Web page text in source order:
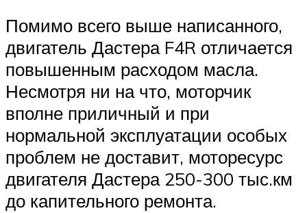
Помимо всего выше написанного,
двигатель Дастера F4R отличается
повышенным расходом масла.
Несмотря ни на что, моторчик
вполне приличный и при
нормальной эксплуатации особых
проблем не доставит, моторесурс
двигателя Дастера 250-300 тыс.км
до капительного ремонта.